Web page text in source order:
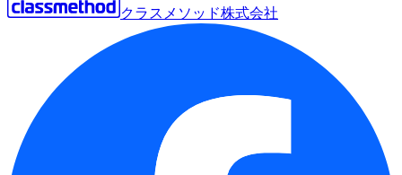
クラスメソッド株式会社